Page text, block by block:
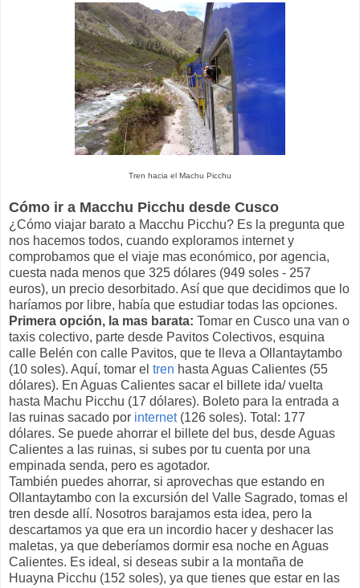
Tren hacia el Machu Picchu
Cómo ir a Macchu Picchu desde Cusco
¿Cómo viajar barato a Macchu Picchu? Es la pregunta que
nos hacemos todos, cuando exploramos internet y
comprobamos que el viaje mas económico, por agencia,
cuesta nada menos que 325 dólares (949 soles - 257
euros), un precio desorbitado. Así que que decidimos que lo
haríamos por libre, había que estudiar todas las opciones.
Primera opción, la mas barata: Tomar en Cusco una van o
taxis colectivo, parte desde Pavitos Colectivos, esquina
calle Belén con calle Pavitos, que te lleva a Ollantaytambo
(10 soles). Aquí, tomar el tren hasta Aguas Calientes (55
dólares). En Aguas Calientes sacar el billete ida/ vuelta
hasta Machu Picchu (17 dólares). Boleto para la entrada a
las ruinas sacado por internet(126 soles). Total: 177
dólares. Se puede ahorrar el billete del bus, desde Aguas
Calientes a las ruinas, si subes por tu cuenta por una
empinada senda, pero es agotador.
También puedes ahorrar, si aprovechas que estando en
Ollantaytambo con la excursión del Valle Sagrado, tomas el
tren desde allí. Nosotros barajamos esta idea, pero la
descartamos ya que era un incordio hacer y deshacer las
maletas, ya que deberíamos dormir esa noche en Aguas
Calientes. Es ideal, si deseas subir a la montaña de
Huayna Picchu (152 soles), ya que tienes que estar en las